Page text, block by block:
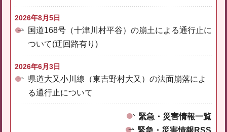
2026年8月5日
国道168号（十津川村平谷）の崩土による通行止に
ついて(迂回路有り)
2026年6月3日
県道大又小川線（東吉野村大又）の法面崩落によ
る通行止について
緊急・災害情報一覧
緊急・災害情報RSS